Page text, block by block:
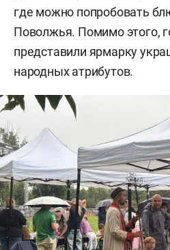
где можно попробовать
Поволжья. Помимо этого,
представили ярмарку
народных атрибутов.